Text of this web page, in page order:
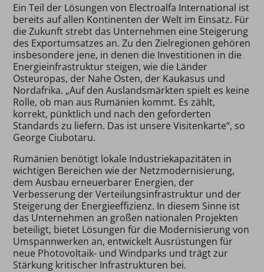
Ein Teil der Lösungen von Electroalfa International ist
bereits auf allen Kontinenten der Welt im Einsatz. Für
die Zukunft strebt das Unternehmen eine Steigerung
des Exportumsatzes an. Zu den Zielregionen gehören
insbesondere jene, in denen die Investitionen in die
Energieinfrastruktur steigen, wie die Länder
Osteuropas, der Nahe Osten, der Kaukasus und
Nordafrika. „Auf den Auslandsmärkten spielt es keine
Rolle, ob man aus Rumänien kommt. Es zählt,
korrekt, pünktlich und nach den geforderten
Standards zu liefern. Das ist unsere Visitenkarte“, so
George Ciubotaru.
Rumänien benötigt lokale Industriekapazitäten in
wichtigen Bereichen wie der Netzmodernisierung,
dem Ausbau erneuerbarer Energien, der
Verbesserung der Verteilungsinfrastruktur und der
Steigerung der Energieeffizienz. In diesem Sinne ist
das Unternehmen an großen nationalen Projekten
beteiligt, bietet Lösungen für die Modernisierung von
Umspannwerken an, entwickelt Ausrüstungen für
neue Photovoltaik- und Windparks und trägt zur
Stärkung kritischer Infrastrukturen bei.